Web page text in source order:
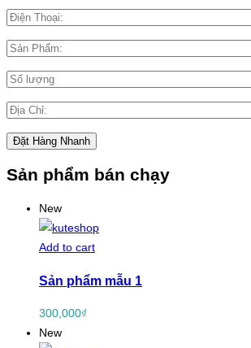
Sản phẩm bán chạy
New
Add to cart
Sản phẩm mẫu 1
300,000₫
New